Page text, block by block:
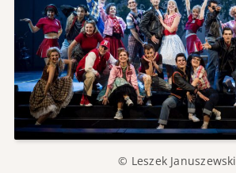
© Leszek Januszewski